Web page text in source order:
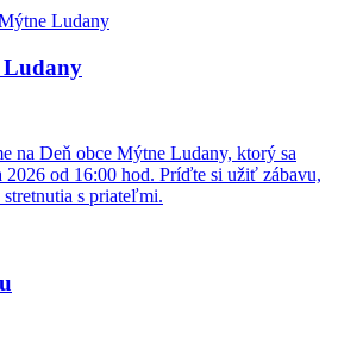
Ludany
na Deň obce Mýtne Ludany, ktorý sa
2026 od 16:00 hod. Príďte si užiť zábavu,
s priateľmi.